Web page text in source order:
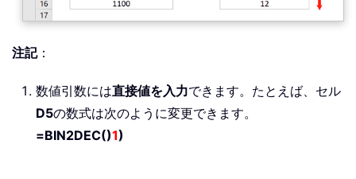
注記：
数値引数には直接値を入力できます。たとえば、セル
D5の数式は次のように変更できます。
=BIN2DEC()1)